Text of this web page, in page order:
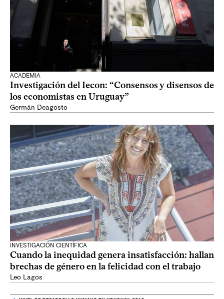
ACADEMIA
Investigación del Iecon: “Consensos y disensos de
los economistas en Uruguay”
Germán Deagosto
INVESTIGACIÓN CIENTÍFICA
Cuando la inequidad genera insatisfacción: hallan
brechas de género en la felicidad con el trabajo
Leo Lagos